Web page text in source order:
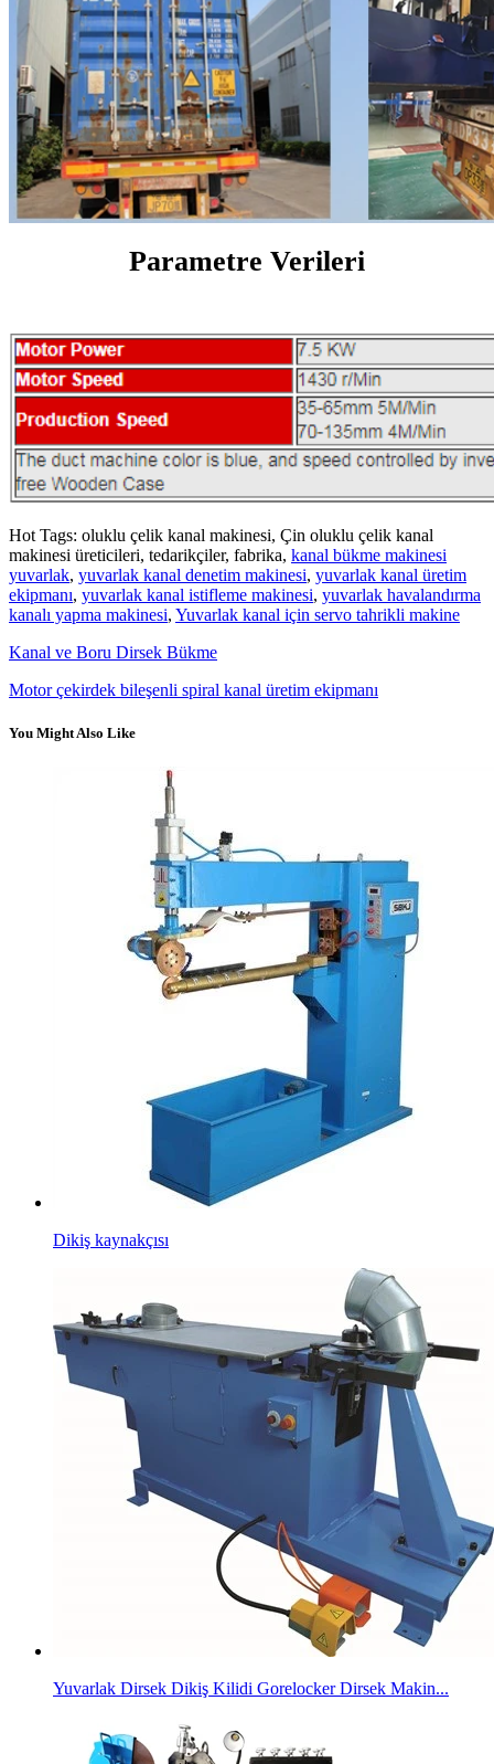
Parametre Verileri
Hot Tags: oluklu çelik kanal makinesi, Çin oluklu çelik kanal
makinesi üreticileri, tedarikçiler, fabrika, kanal bükme makinesi
yuvarlak, yuvarlak kanal denetim makinesi, yuvarlak kanal üretim
ekipmanı, yuvarlak kanal istifleme makinesi, yuvarlak havalandırma
kanalı yapma makinesi, Yuvarlak kanal için servo tahrikli makine
Kanal ve Boru Dirsek Bükme
Motor çekirdek bileşenli spiral kanal üretim ekipmanı
You Might Also Like
Dikiş kaynakçısı
Yuvarlak Dirsek Dikiş Kilidi Gorelocker Dirsek Makin...